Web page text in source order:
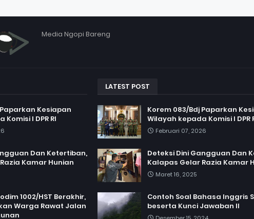
Media Ngopi Bareng
Kesiapan
I DPR RI
Dan Ketertiban,
Kamar Hunian
1002/HST Berakhir,
Warga Rawat Jalan
LATEST POST
Korem 083/Bdj Paparkan
Wilayah kepada Komisi I DPR
Februari 07, 2026
Deteksi Dini Gangguan Dan
Kalapas Gelar Razia Kamar
Maret 16, 2025
Contoh Soal Bahasa Inggris
beserta Kunci Jawaban II